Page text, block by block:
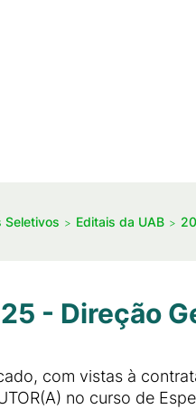
Seletivos Editais da UAB
- Direção
com vistas à
no curso de